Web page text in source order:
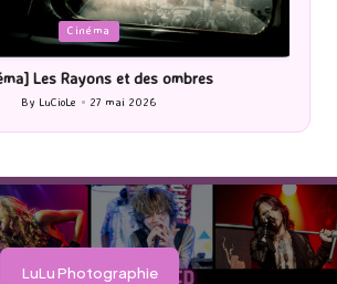
Cinéma
Les Rayons et des ombres
Posted
by
By LuCioLe 27 mai 2026
LuLu Photographie